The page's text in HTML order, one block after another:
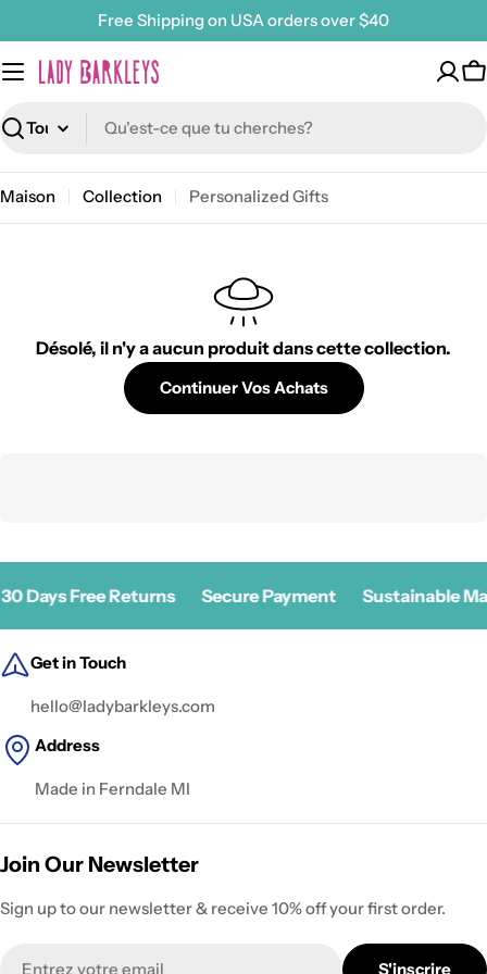
au
contenu
Free Shipping on USA orders over $40
Recherche
Maison Collection Personalized Gifts
Désolé, il n'y a aucun produit dans cette collection.
Continuer Vos Achats
30 Days Free Returns Secure Payment Sustainable
Get in Touch
hello@ladybarkleys.com
Address
Made in Ferndale MI
Join Our Newsletter
Sign up to our newsletter & receive 10% off your first order.
S'inscrire